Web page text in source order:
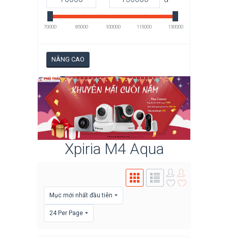
70000 85000 100000 115000 130000
NÂNG CAO
Xpiria M4 Aqua
Mục mới nhất đầu tiên
24 Per Page